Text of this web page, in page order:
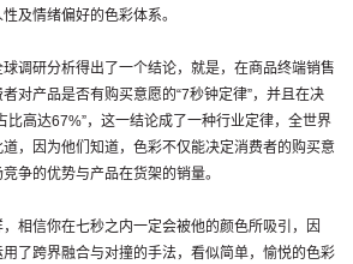
及情绪偏好的色彩体系。
调研分析得出了一个结论，就是，在商品终端销售
对产品是否有购买意愿的“7秒钟定律”，并且在决
比高达67%”，这一结论成了一种行业定律，全世界
，因为他们知道，色彩不仅能决定消费者的购买意
争的优势与产品在货架的销量。
相信你在七秒之内一定会被他的颜色所吸引，因
了跨界融合与对撞的手法，看似简单，愉悦的色彩